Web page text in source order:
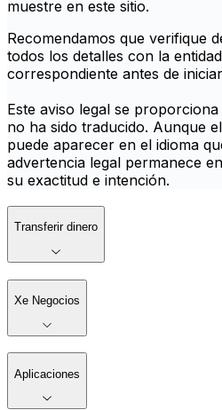
muestre en este sitio.
Recomendamos que verifique
todos los detalles con la
correspondiente antes de
Este aviso legal se
no ha sido traducido. Aunque
puede aparecer en el idioma
advertencia legal permanece
su exactitud e intención.
Transferir dinero
Xe Negocios
Aplicaciones